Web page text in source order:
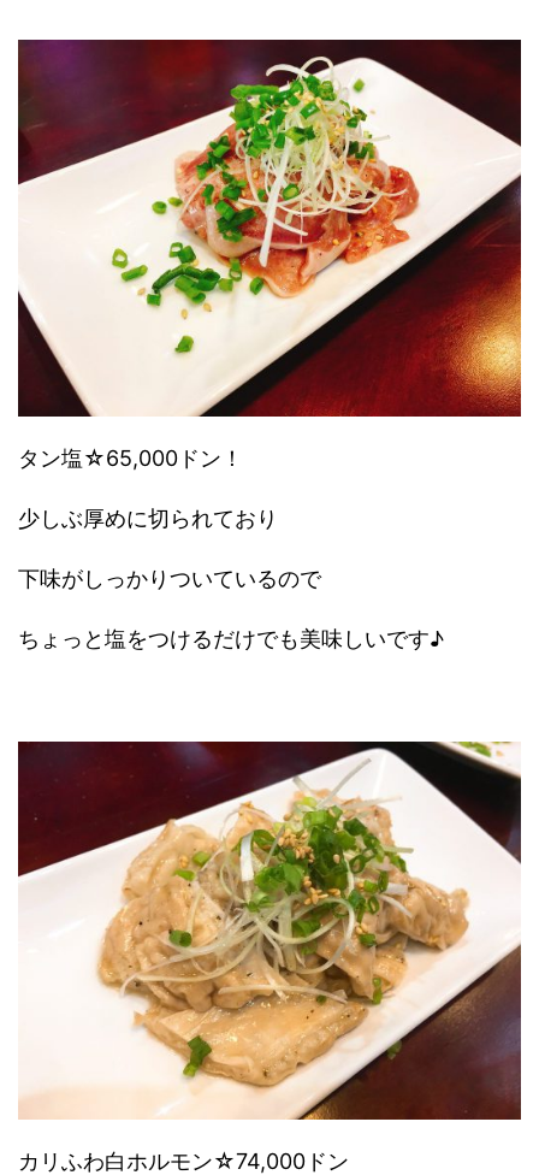
タン塩☆65,000ドン！
少しぶ厚めに切られており
下味がしっかりついているので
ちょっと塩をつけるだけでも美味しいです♪
カリふわ白ホルモン☆74,000ドン